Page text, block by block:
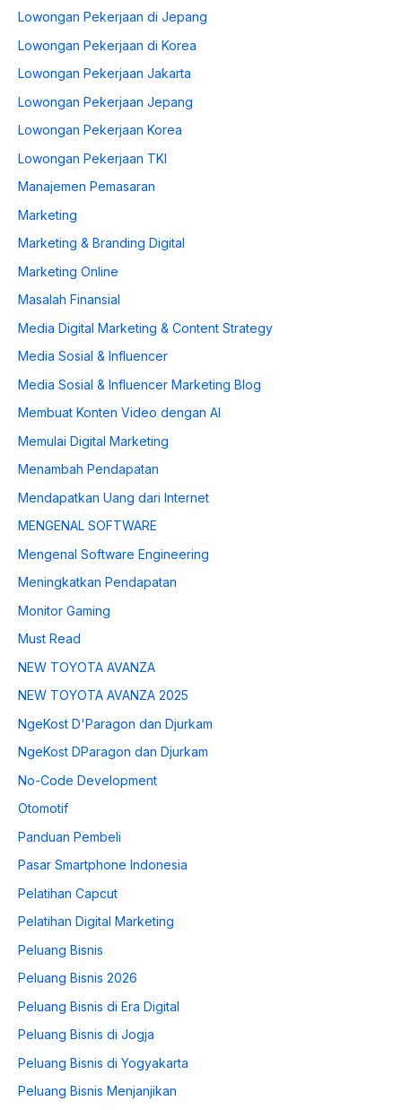
Lowongan Pekerjaan di Jepang
Lowongan Pekerjaan di Korea
Lowongan Pekerjaan Jakarta
Lowongan Pekerjaan Jepang
Lowongan Pekerjaan Korea
Lowongan Pekerjaan TKI
Manajemen Pemasaran
Marketing
Marketing & Branding Digital
Marketing Online
Masalah Finansial
Media Digital Marketing & Content Strategy
Media Sosial & Influencer
Media Sosial & Influencer Marketing Blog
Membuat Konten Video dengan AI
Memulai Digital Marketing
Menambah Pendapatan
Mendapatkan Uang dari Internet
MENGENAL SOFTWARE
Mengenal Software Engineering
Meningkatkan Pendapatan
Monitor Gaming
Must Read
NEW TOYOTA AVANZA
NEW TOYOTA AVANZA 2025
NgeKost D'Paragon dan Djurkam
NgeKost DParagon dan Djurkam
No-Code Development
Otomotif
Panduan Pembeli
Pasar Smartphone Indonesia
Pelatihan Capcut
Pelatihan Digital Marketing
Peluang Bisnis
Peluang Bisnis 2026
Peluang Bisnis di Era Digital
Peluang Bisnis di Jogja
Peluang Bisnis di Yogyakarta
Peluang Bisnis Menjanjikan